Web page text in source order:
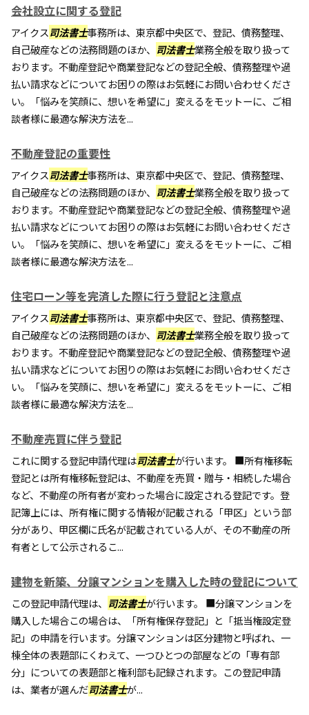
会社設立に関する登記
アイクス司法書士事務所は、東京都中央区で、登記、債務整理、
自己破産などの法務問題のほか、 司法書士業務全般を取り扱って
おります。不動産登記や商業登記などの登記全般、債務整理や過
払い請求などについてお困りの際はお気軽にお問い合わせくださ
い。「悩みを笑顔に、想いを希望に」変えるをモットーに、ご相
談者様に最適な解決方法を...
不動産登記の重要性
アイクス司法書士事務所は、東京都中央区で、登記、債務整理、
自己破産などの法務問題のほか、 司法書士業務全般を取り扱って
おります。不動産登記や商業登記などの登記全般、債務整理や過
払い請求などについてお困りの際はお気軽にお問い合わせくださ
い。「悩みを笑顔に、想いを希望に」変えるをモットーに、ご相
談者様に最適な解決方法を...
住宅ローン等を完済した際に行う登記と注意点
アイクス司法書士事務所は、東京都中央区で、登記、債務整理、
自己破産などの法務問題のほか、 司法書士業務全般を取り扱って
おります。不動産登記や商業登記などの登記全般、債務整理や過
払い請求などについてお困りの際はお気軽にお問い合わせくださ
い。「悩みを笑顔に、想いを希望に」変えるをモットーに、ご相
談者様に最適な解決方法を...
不動産売買に伴う登記
これに関する登記申請代理は司法書士が行います。 ■所有権移転
登記とは所有権移転登記は、不動産を売買・贈与・相続した場合
など、不動産の所有者が変わった場合に設定される登記です。登
記簿上には、所有権に関する情報が記載される「甲区」という部
分があり、甲区欄に氏名が記載されている人が、その不動産の所
有者として公示されるこ...
建物を新築、分譲マンションを購入した時の登記について
この登記申請代理は、 司法書士が行います。 ■分譲マンションを
購入した場合この場合は、「所有権保存登記」と「抵当権設定登
記」の申請を行います。分譲マンションは区分建物と呼ばれ、一
棟全体の表題部にくわえて、一つひとつの部屋などの「専有部
分」についての表題部と権利部も記録されます。この登記申請
は、業者が選んだ司法書士が...